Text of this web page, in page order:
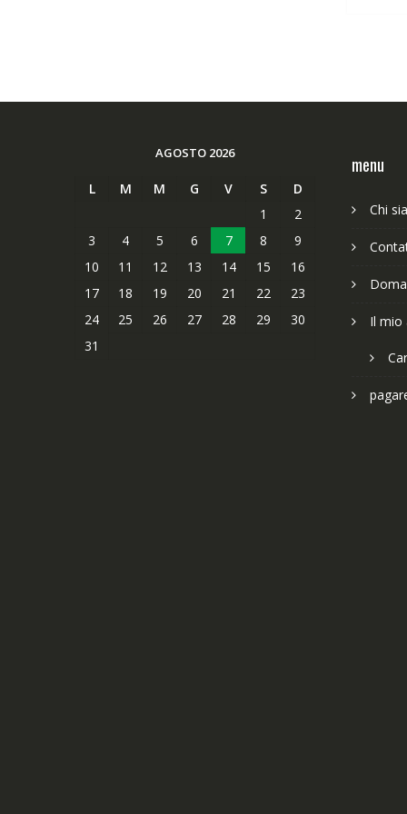
AGOSTO 2026
L M M G V S
D
1
2
3
4 5 6 7 8
9
10
11 12 13 14 15
16
17
18 19 20 21 22
23
24
25 26 27 28 29
30
31
menu
Chi
Il mio